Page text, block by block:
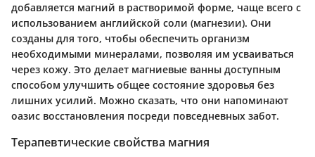
добавляется магний в растворимой форме, чаще всего с
использованием английской соли (магнезии). Они
созданы для того, чтобы обеспечить организм
необходимыми минералами, позволяя им усваиваться
через кожу. Это делает магниевые ванны доступным
способом улучшить общее состояние здоровья без
лишних усилий. Можно сказать, что они напоминают
оазис восстановления посреди повседневных забот.
Терапевтические свойства магния